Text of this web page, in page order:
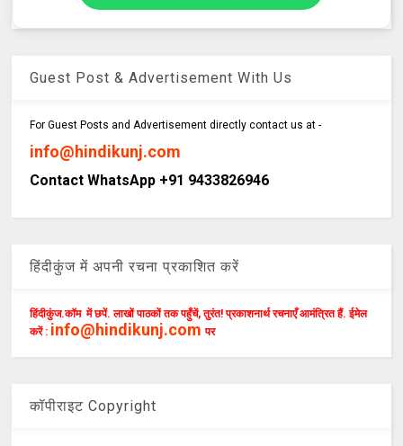
Guest Post & Advertisement With Us
For Guest Posts and Advertisement directly contact us at -
info@hindikunj.com
Contact WhatsApp +91 9433826946
हिंदीकुंज में अपनी रचना प्रकाशित करें
हिंदीकुंज.कॉम में छपें. लाखों पाठकों तक पहुँचें, तुरंत! प्रकाशनार्थ रचनाएँ आमंत्रित हैं. ईमेल
करें : info@hindikunj.com पर
कॉपीराइट Copyright